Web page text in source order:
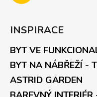
INSPIRACE
BYT VE
BYT NA NÁBŘEŽÍ -
ASTRID GARDEN